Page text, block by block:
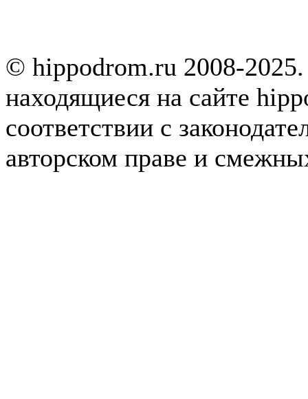
© hippodrom.ru 2008-
находящиеся на сайте
соответствии с
авторском праве и